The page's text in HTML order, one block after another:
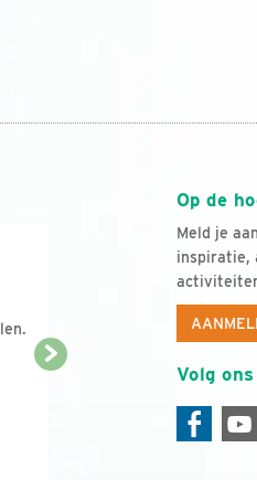
Op de
Meld je
inspiratie,
Volg